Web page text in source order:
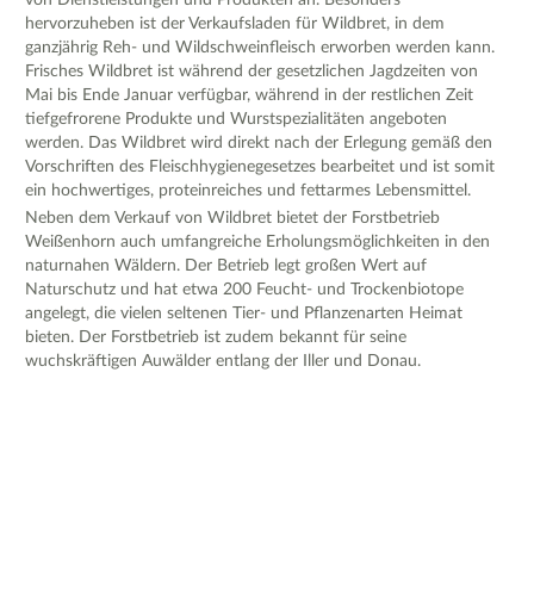
hervorzuheben ist der Verkaufsladen für Wildbret, in dem
ganzjährig Reh- und Wildschweinfleisch erworben werden kann.
Frisches Wildbret ist während der gesetzlichen Jagdzeiten von
Mai bis Ende Januar verfügbar, während in der restlichen Zeit
tiefgefrorene Produkte und Wurstspezialitäten angeboten
werden. Das Wildbret wird direkt nach der Erlegung gemäß den
Vorschriften des Fleischhygienegesetzes bearbeitet und ist somit
ein hochwertiges, proteinreiches und fettarmes Lebensmittel.
Neben dem Verkauf von Wildbret bietet der Forstbetrieb
Weißenhorn auch umfangreiche Erholungsmöglichkeiten in den
naturnahen Wäldern. Der Betrieb legt großen Wert auf
Naturschutz und hat etwa 200 Feucht- und Trockenbiotope
angelegt, die vielen seltenen Tier- und Pflanzenarten Heimat
bieten. Der Forstbetrieb ist zudem bekannt für seine
wuchskräftigen Auwälder entlang der Iller und Donau.